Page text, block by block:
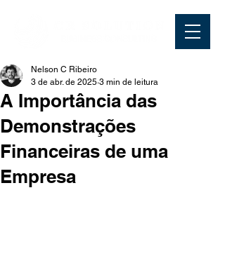
A Importância das
Demonstrações
Financeiras de uma
Empresa
Nelson C Ribeiro
3 de abr. de 2025 3 min de leitura